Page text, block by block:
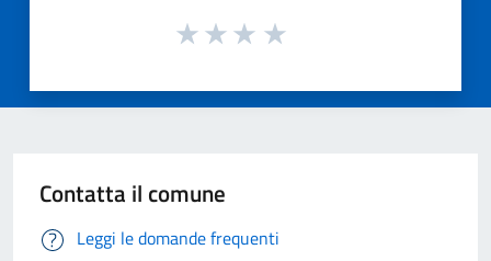
Contatta il comune
Leggi le domande frequenti